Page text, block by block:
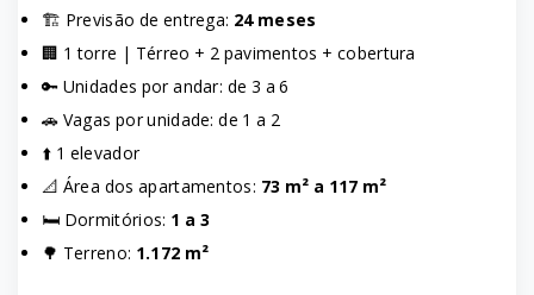
🏗️ Previsão de entrega: 24 meses
🏢 1 torre | Térreo + 2 pavimentos + cobertura
🔑 Unidades por andar: de 3 a 6
🚗 Vagas por unidade: de 1 a 2
⬆️ 1 elevador
📐 Área dos apartamentos: 73 m² a 117 m²
🛏️ Dormitórios: 1 a 3
🌳 Terreno: 1.172 m²